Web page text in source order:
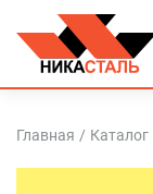
Главная / Каталог